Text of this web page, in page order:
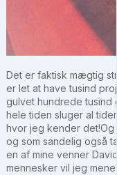
Det er faktisk mægtig
er let at have tusind
gulvet hundrede
hele tiden sluger al
hvor jeg kender det!Og
og som sandelig også
en af mine venner
mennesker vil jeg mene.